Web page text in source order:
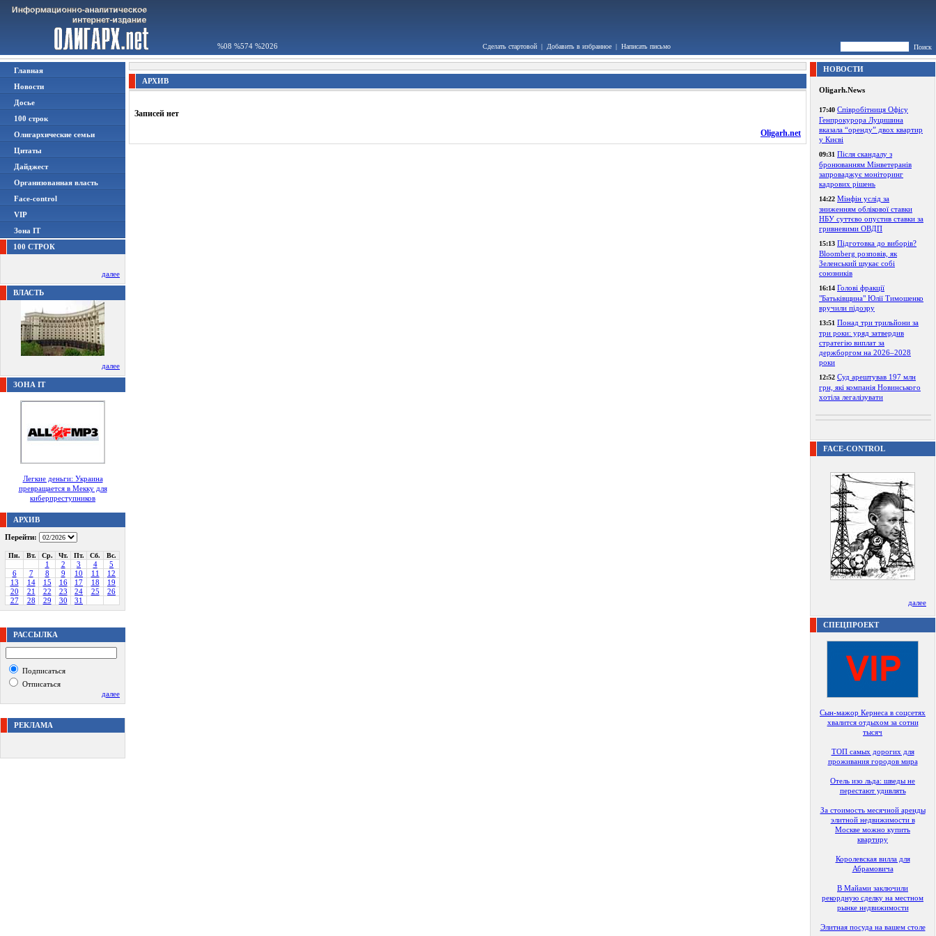
%08 %574 %2026 Сделать стартовой | Добавить в избранное | Написать письмо Поиск
Главная
Новости
Досье
100 строк
Олигархические семьи
Цитаты
Дайджест
Организованная власть
Face-control
VIP
Зона IT
100 СТРОК
далее
ВЛАСТЬ
далее
ЗОНА IT
Легкие деньги: Украина
превращается в Мекку для
киберпреступников
АРХИВ
Перейти:
Пн. Вт. Ср. Чт. Пт. Сб. Вс.
1 2 3 4
5
6
7 8 9 10 11
12
13
14 15 16 17 18
19
20
21 22 23 24 25
26
27
28 29 30 31
РАССЫЛКА
Подписаться
Отписаться
далее
РЕКЛАМА
АРХИВ
Записей нет
Oligarh.net
НОВОСТИ
Oligarh.News
17:40 Співробітниця Офісу
Генпрокурора Луцишина
вказала “оренду” двох квартир
у Києві
09:31 Після скандалу з
бронюванням Мінветеранів
запроваджує моніторинг
кадрових рішень
14:22 Мінфін услід за
зниженням облікової ставки
НБУ суттєво опустив ставки за
гривневими ОВДП
15:13 Підготовка до виборів?
Bloomberg розповів, як
Зеленський шукає собі
союзників
16:14 Голові фракції
"Батьківщина" Юлії Тимошенко
вручили підозру
13:51 Понад три трильйони за
три роки: уряд затвердив
стратегію виплат за
держборгом на 2026–2028
роки
12:52 Суд арештував 197 млн
грн, які компанія Новинського
хотіла легалізувати
FACE-CONTROL
далее
СПЕЦПРОЕКТ
Сын-мажор Кернеса в соцсетях
хвалится отдыхом за сотни
тысяч
ТОП самых дорогих для
проживания городов мира
Отель изо льда: шведы не
перестают удивлять
За стоимость месячной аренды
элитной недвижимости в
Москве можно купить
квартиру
Королевская вилла для
Абрамовича
В Майами заключили
рекордную сделку на местном
рынке недвижимости
Элитная посуда на вашем столе